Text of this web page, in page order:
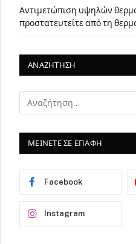
Αντιμετώπιση υψηλών
προστατευτείτε από τη
ΑΝΑΖΗΤΗΣΗ
ΜΕΙΝΕΤΕ ΣΕ ΕΠΑΦΗ
Facebook
Instagram